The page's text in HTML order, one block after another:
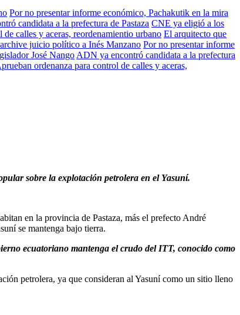
Por no presentar informe económico, Pachakutik en la mira
candidata a la prefectura de Pastaza CNE ya eligió a los
calles y aceras, reordenamientio urbano El arquitecto que
juicio político a Inés Manzano Por no presentar informe
José Nango ADN ya encontró candidata a la prefectura
ordenanza para control de calles y aceras,
sobre la explotación petrolera en el Yasuní.
en la provincia de Pastaza, más el prefecto André
se mantenga bajo tierra.
ecuatoriano mantenga el crudo del ITT, conocido como
petrolera, ya que consideran al Yasuní como un sitio lleno